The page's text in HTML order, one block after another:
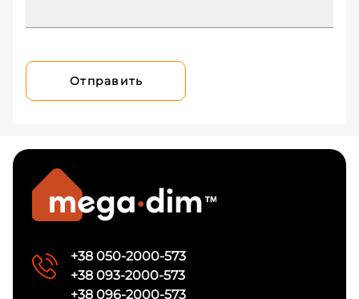
Отправить
+38 050-2000-573
+38 093-2000-573
+38 096-2000-573